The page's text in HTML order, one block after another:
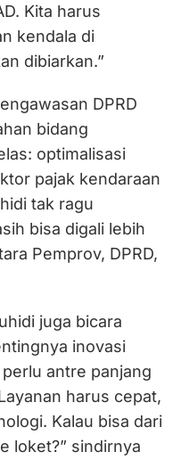
Kita harus
kendala di
dibiarkan.”
DPRD
bidang
optimalisasi
pajak kendaraan
tak ragu
bisa digali lebih
Pemprov, DPRD,
juga bicara
inovasi
antre panjang
harus cepat,
Kalau bisa dari
loket?” sindirnya